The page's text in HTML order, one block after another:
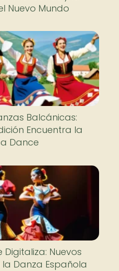
Nuevo Mundo
Balcánicas:
Encuentra la
Dance
Digitaliza: Nuevos
Danza Española